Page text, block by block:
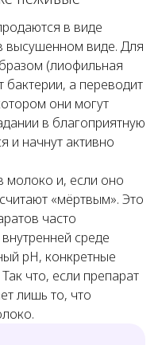
в виде
высушенном виде. Для
(лиофильная
бактерии, а переводит
они могут
в благоприятную
и начнут активно
молоко и, если оно
«мёртвым». Это
часто
среде
pH, конкретные
что, если препарат
лишь то, что